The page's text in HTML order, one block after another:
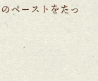
ペーストをたっ